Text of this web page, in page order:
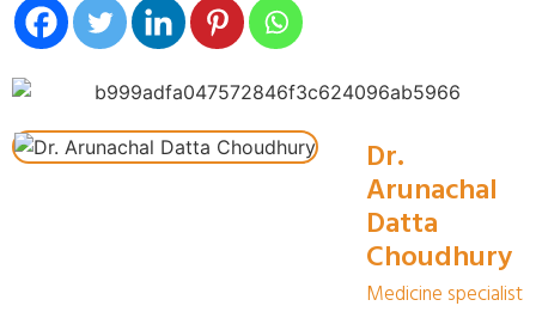
Dr.
Arunachal
Datta
Choudhury
Medicine specialist